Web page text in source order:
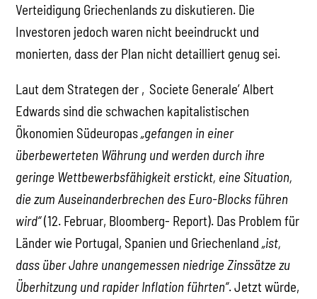
Verteidigung Griechenlands zu diskutieren. Die
Investoren jedoch waren nicht beeindruckt und
monierten, dass der Plan nicht detailliert genug sei.
Laut dem Strategen der ‚Societe Generale’ Albert
Edwards sind die schwachen kapitalistischen
Ökonomien Südeuropas„gefangen in einer
überbewerteten Währung und werden durch ihre
geringe Wettbewerbsfähigkeit erstickt, eine Situation,
die zum Auseinanderbrechen des Euro-Blocks führen
wird“(12. Februar, Bloomberg- Report). Das Problem für
Länder wie Portugal, Spanien und Griechenland„ist,
dass über Jahre unangemessen niedrige Zinssätze zu
Überhitzung und rapider Inflation führten“. Jetzt würde,